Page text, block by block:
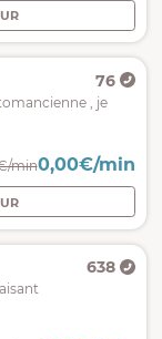
76
, je
min0,00€/min
638